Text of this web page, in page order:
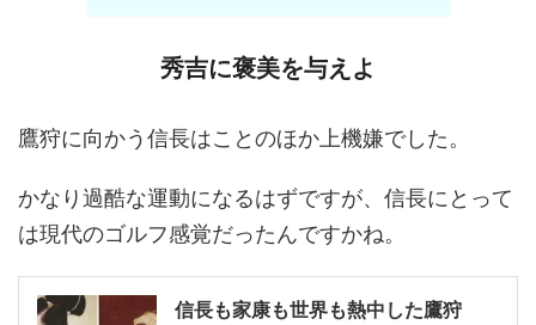
秀吉に褒美を与えよ
鷹狩に向かう信長はことのほか上機嫌でした。
かなり過酷な運動になるはずですが、信長にとって
は現代のゴルフ感覚だったんですかね。
信長も家康も世界も熱中した鷹狩